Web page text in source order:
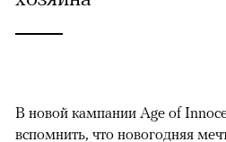
В новой кампании Age of
вспомнить, что новогодняя